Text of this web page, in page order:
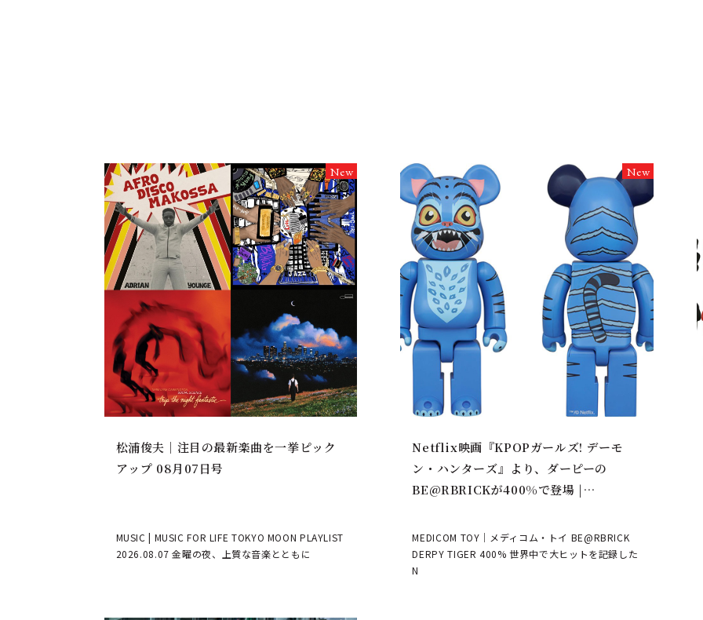
New
松浦俊夫｜注目の最新楽曲を一挙ピック
アップ 08月07日号
MUSIC | MUSIC FOR LIFE TOKYO MOON PLAYLIST
2026.08.07 金曜の夜、上質な音楽とともに
New
Netflix映画『KPOPガールズ! デーモ
ン・ハンターズ』より、ダーピーの
BE@RBRICKが400%で登場 |
MEDICOM TOY｜メディコム・トイ BE@RBRICK
DERPY TIGER 400% 世界中で大ヒットを記録した
N